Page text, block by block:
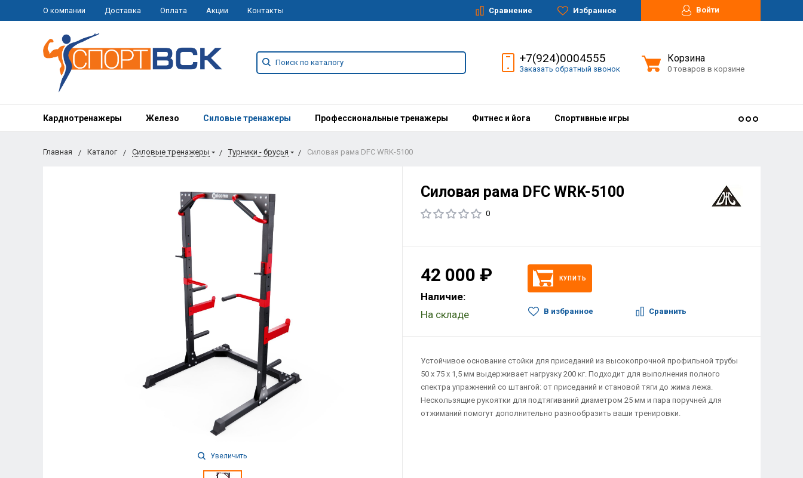
О компании Доставка Оплата Акции Контакты Сравнение Избранное Войти
+7(924)0004555
Заказать обратный звонок
Корзина
0 товаров в корзине
Кардиотренажеры Железо Силовые тренажеры Профессиональные тренажеры Фитнес и йога Спортивные игры
Главная Каталог Силовые тренажеры Турники - брусья Силовая рама DFC WRK-5100
Увеличить
Силовая рама DFC WRK-5100
0
42 000 ₽
Наличие:
На складе
КУПИТЬ
В избранное Сравнить
Устойчивое основание стойки для приседаний из высокопрочной профильной трубы
50 х 75 х 1,5 мм выдерживает нагрузку 200 кг. Подходит для выполнения полного
спектра упражнений со штангой: от приседаний и становой тяги до жима лежа.
Нескользящие рукоятки для подтягиваний диаметром 25 мм и пара поручней для
отжиманий помогут дополнительно разнообразить ваши тренировки.